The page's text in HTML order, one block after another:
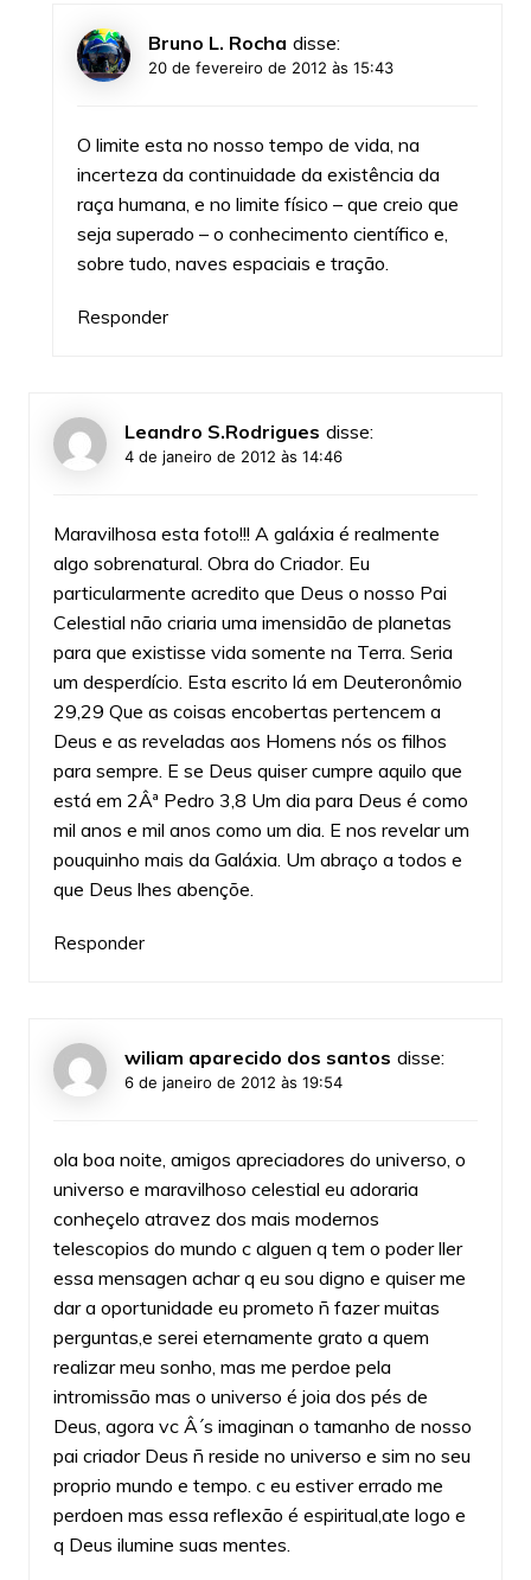
Bruno L. Rocha disse:
20 de fevereiro de 2012 às 15:43
O limite esta no nosso tempo de vida, na
incerteza da continuidade da existência da
raça humana, e no limite físico – que creio que
seja superado – o conhecimento científico e,
sobre tudo, naves espaciais e tração.
Responder
Leandro S.Rodrigues disse:
4 de janeiro de 2012 às 14:46
Maravilhosa esta foto!!! A galáxia é realmente
algo sobrenatural. Obra do Criador. Eu
particularmente acredito que Deus o nosso Pai
Celestial não criaria uma imensidão de planetas
para que existisse vida somente na Terra. Seria
um desperdício. Esta escrito lá em Deuteronômio
29,29 Que as coisas encobertas pertencem a
Deus e as reveladas aos Homens nós os filhos
para sempre. E se Deus quiser cumpre aquilo que
está em 2Âª Pedro 3,8 Um dia para Deus é como
mil anos e mil anos como um dia. E nos revelar um
pouquinho mais da Galáxia. Um abraço a todos e
que Deus lhes abençõe.
Responder
wiliam aparecido dos santos disse:
6 de janeiro de 2012 às 19:54
ola boa noite, amigos apreciadores do universo, o
universo e maravilhoso celestial eu adoraria
conheçelo atravez dos mais modernos
telescopios do mundo c alguen q tem o poder ller
essa mensagen achar q eu sou digno e quiser me
dar a oportunidade eu prometo ñ fazer muitas
perguntas,e serei eternamente grato a quem
realizar meu sonho, mas me perdoe pela
intromissão mas o universo é joia dos pés de
Deus, agora vc Â´s imaginan o tamanho de nosso
pai criador Deus ñ reside no universo e sim no seu
proprio mundo e tempo. c eu estiver errado me
perdoen mas essa reflexão é espiritual,ate logo e
q Deus ilumine suas mentes.